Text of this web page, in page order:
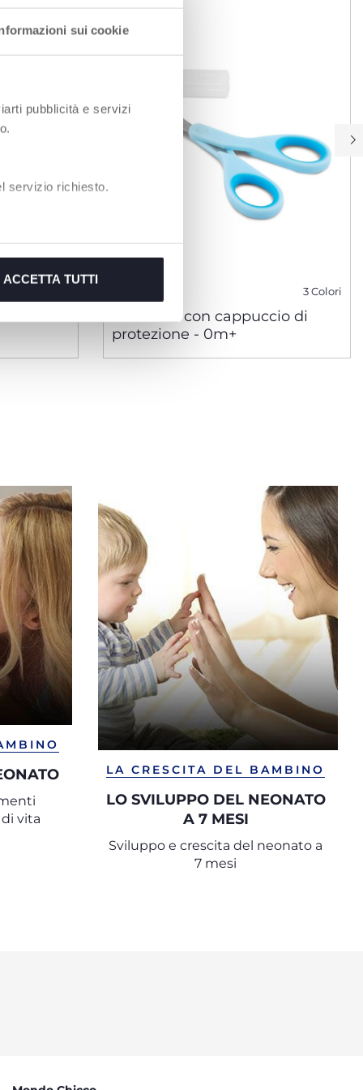
sui cookie
pubblicità e servizi
servizio richiesto.
ACCETTA TUTTI
3 Colori
Forbicine con cappuccio di
protezione - 0m+
vita
LA CRESCITA DEL BAMBINO
LO SVILUPPO DEL NEONATO
A 7 MESI
Sviluppo e crescita del neonato a
7 mesi